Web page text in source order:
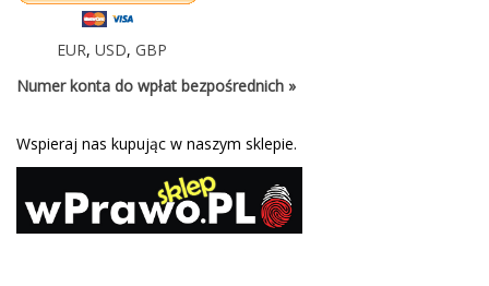
EUR, USD, GBP
Numer konta do wpłat bezpośrednich »
Wspieraj nas kupując w naszym sklepie.